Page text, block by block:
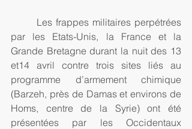
par les Etats-Unis, la France et la
Grande Bretagne durant la nuit des 13
et14 avril contre trois sites liés au
programme d’armement chimique
(Barzeh, près de Damas et environs de
Homs, centre de la Syrie) ont été
présentées par les Occidentaux